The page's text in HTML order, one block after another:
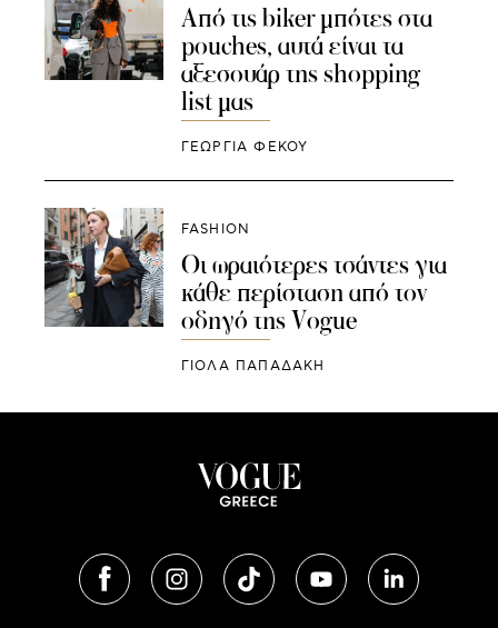
Από τις biker μπότες στα
pouches, αυτά είναι τα
αξεσουάρ της shopping
list μας
ΓΕΩΡΓΙΑ ΦΕΚΟΥ
FASHION
Οι ωραιότερες τσάντες για
κάθε περίσταση από τον
οδηγό της Vogue
ΓΙΌΛΑ ΠΑΠΑΔΆΚΗ